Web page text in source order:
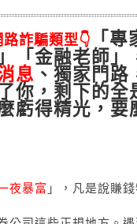
類型👇
「
「金融老師」
息 、獨家門
你，剩下的全
虧得精光，要
夜暴富 」，凡是說賺